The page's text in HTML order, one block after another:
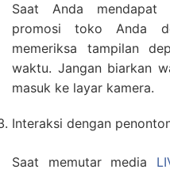
Saat Anda mendapat
promosi toko Anda
memeriksa tampilan
waktu. Jangan biarkan
masuk ke layar kamera.
Interaksi dengan
Saat memutar media